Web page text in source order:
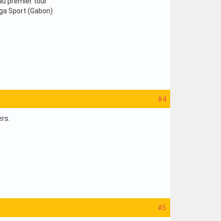
Sport (Gabon)
#4
#5